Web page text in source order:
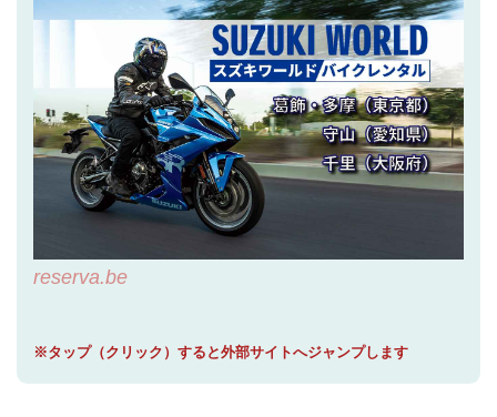
reserva.be
※タップ（クリック）すると外部サイトへジャンプします